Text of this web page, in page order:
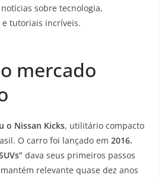
sobre tecnologia,
e tutoriais incríveis.
mercado
o Nissan Kicks, utilitário compacto
O carro foi lançado em 2016.
dava seus primeiros passos
relevante quase dez anos